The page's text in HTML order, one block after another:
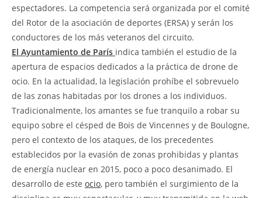
espectadores. La competencia será organizada por el comité
del Rotor de la asociación de deportes (ERSA) y serán los
conductores de los más veteranos del circuito.
El Ayuntamiento de París indica también el estudio de la
apertura de espacios dedicados a la práctica de drone de
ocio. En la actualidad, la legislación prohíbe el sobrevuelo
de las zonas habitadas por los drones a los individuos.
Tradicionalmente, los amantes se fue tranquilo a robar su
equipo sobre el césped de Bois de Vincennes y de Boulogne,
pero el contexto de los ataques, de los precedentes
establecidos por la evasión de zonas prohibidas y plantas
de energía nuclear en 2015, poco a poco desanimado. El
desarrollo de este ocio, pero también el surgimiento de la